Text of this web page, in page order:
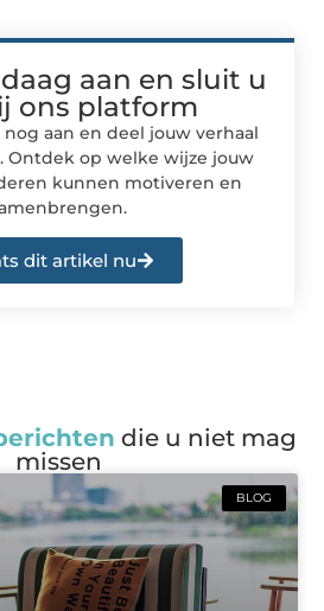
aan en sluit u
ons platform
aan en deel jouw verhaal
Ontdek op welke wijze jouw
kunnen motiveren en
dit artikel nu
die u niet mag
missen
BLOG